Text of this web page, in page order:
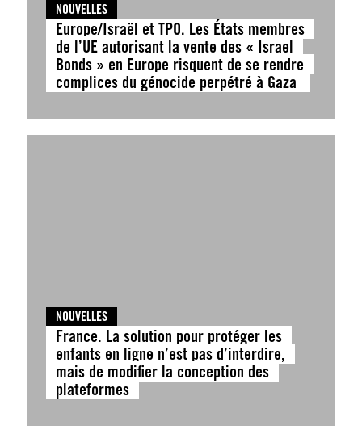
NOUVELLES
Europe/Israël et TPO. Les États membres
de l’UE autorisant la vente des « Israel
Bonds » en Europe risquent de se rendre
complices du génocide perpétré à Gaza
NOUVELLES
France. La solution pour protéger les
enfants en ligne n’est pas d’interdire,
mais de modifier la conception des
plateformes